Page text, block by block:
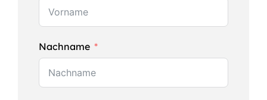
Nachname